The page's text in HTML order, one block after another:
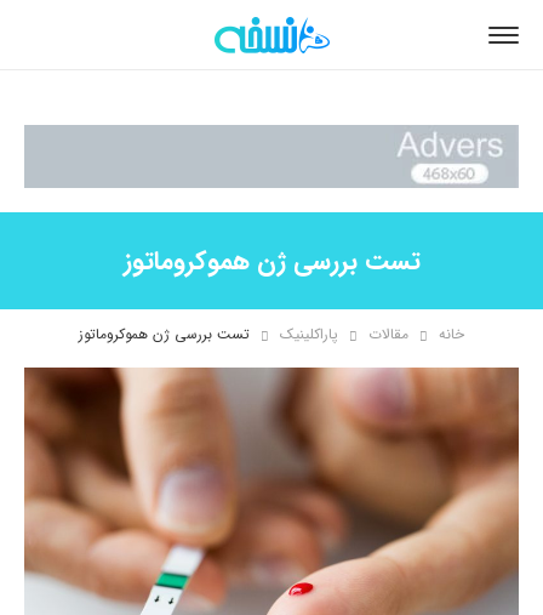
تست بررسی ژن هموکروماتوز
خانه مقالات پاراکلینیک تست بررسی ژن هموکروماتوز